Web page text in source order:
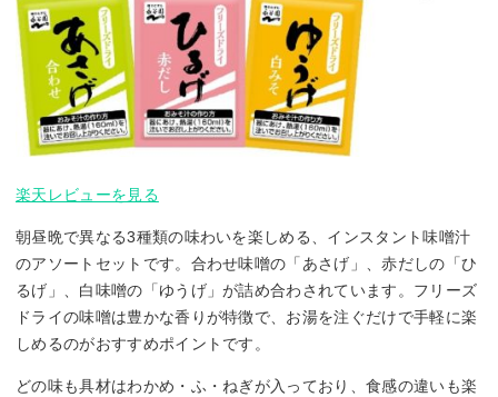
楽天レビューを見る
朝昼晩で異なる3種類の味わいを楽しめる、インスタント味噌汁
のアソートセットです。合わせ味噌の「あさげ」、赤だしの「ひ
るげ」、白味噌の「ゆうげ」が詰め合わされています。フリーズ
ドライの味噌は豊かな香りが特徴で、お湯を注ぐだけで手軽に楽
しめるのがおすすめポイントです。
どの味も具材はわかめ・ふ・ねぎが入っており、食感の違いも楽